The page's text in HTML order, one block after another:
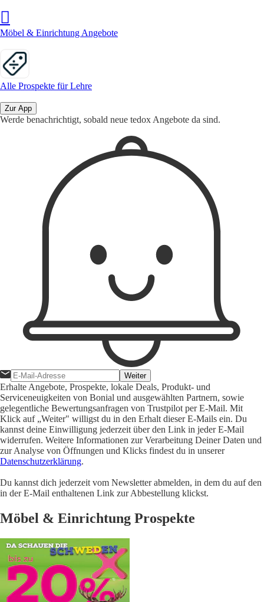
Möbel & Einrichtung Angebote
Alle Prospekte für Lehre
Zur App
Werde benachrichtigt, sobald neue tedox Angebote da sind.
Weiter
Erhalte Angebote, Prospekte, lokale Deals, Produkt- und
Serviceneuigkeiten von Bonial und ausgewählten Partnern, sowie
gelegentliche Bewertungsanfragen von Trustpilot per E-Mail. Mit
Klick auf „Weiter" willigst du in den Erhalt dieser E-Mails ein. Du
kannst deine Einwilligung jederzeit über den Link in jeder E-Mail
widerrufen. Weitere Informationen zur Verarbeitung Deiner Daten und
zur Analyse von Öffnungen und Klicks findest du in unserer
Datenschutzerklärung.
Du kannst dich jederzeit vom Newsletter abmelden, in dem du auf den
in der E-Mail enthaltenen Link zur Abbestellung klickst.
Möbel & Einrichtung Prospekte